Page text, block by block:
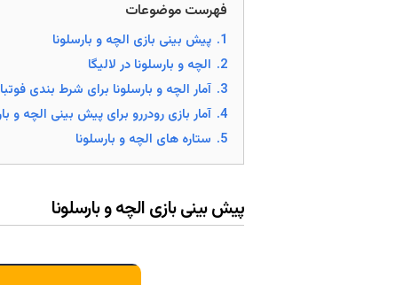
فهرست موضوعات
1. پیش بینی بازی الچه و بارسلونا
2. الچه و بارسلونا در لالیگا
3. آمار الچه و بارسلونا برای شرط بندی
4. آمار بازی رودررو برای پیش بینی الچه و
5. ستاره های الچه و بارسلونا
پیش بینی بازی الچه و بارسلونا